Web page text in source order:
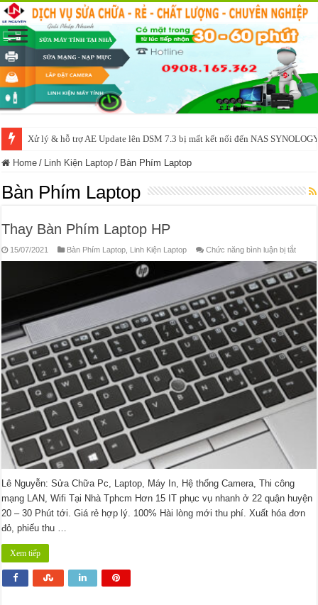
NAS IO DATA N3160 2BAY 4BAY – chạy SYNOLOGY, OMV, CASA
Home / Linh Kiện Laptop / Bàn Phím Laptop
Bàn Phím Laptop
Thay Bàn Phím Laptop HP
15/07/2021 Bàn Phím Laptop Linh Kiện Laptop Chức năng bình luận bị tắtở
Bàn
Phím
HP
Lê Nguyễn: Sửa Chữa Pc, Laptop, Máy In, Hệ thống Camera, Thi công
mạng LAN, Wifi Tại Nhà Tphcm Hơn 15 IT phục vụ nhanh ở 22 quận huyện
20 – 30 Phút tới. Giá rẻ hợp lý. 100% Hài lòng mới thu phí. Xuất hóa đơn
đỏ, phiếu thu …
Xem tiếp